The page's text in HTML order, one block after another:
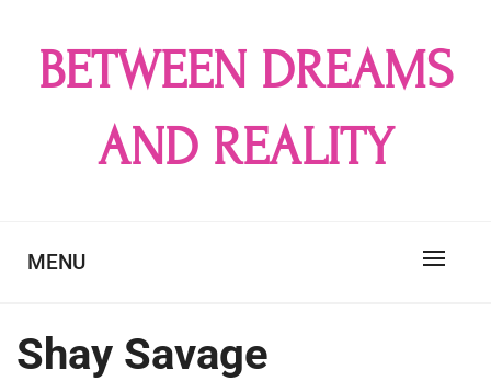
contentBETWEEN DREAMS
AND REALITY
MENU
Shay Savage